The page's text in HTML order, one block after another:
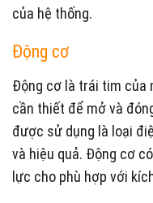
của hệ thống.
Động cơ
Động cơ là trái tim của
cần thiết để mở và
được sử dụng là loại
và hiệu quả. Động cơ
lực cho phù hợp với